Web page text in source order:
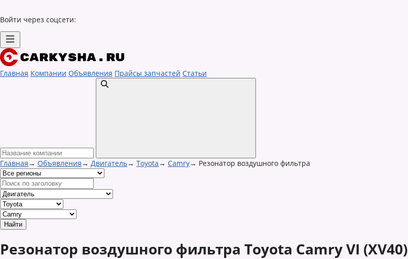
Войти через соцсети:
Главная Компании Объявления Прайсы запчастей Статьи
Главная→ Объявления→ Двигатель→ Toyota→ Camry→ Резонатор воздушного фильтра
Резонатор воздушного фильтра Toyota Camry VI (XV40)